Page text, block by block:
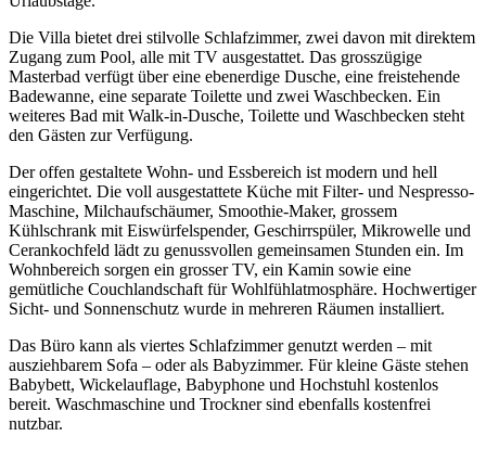
Die Villa bietet drei stilvolle Schlafzimmer, zwei davon mit direktem
Zugang zum Pool, alle mit TV ausgestattet. Das grosszügige
Masterbad verfügt über eine ebenerdige Dusche, eine freistehende
Badewanne, eine separate Toilette und zwei Waschbecken. Ein
weiteres Bad mit Walk-in-Dusche, Toilette und Waschbecken steht
den Gästen zur Verfügung.
Der offen gestaltete Wohn- und Essbereich ist modern und hell
eingerichtet. Die voll ausgestattete Küche mit Filter- und Nespresso-
Maschine, Milchaufschäumer, Smoothie-Maker, grossem
Kühlschrank mit Eiswürfelspender, Geschirrspüler, Mikrowelle und
Cerankochfeld lädt zu genussvollen gemeinsamen Stunden ein. Im
Wohnbereich sorgen ein grosser TV, ein Kamin sowie eine
gemütliche Couchlandschaft für Wohlfühlatmosphäre. Hochwertiger
Sicht- und Sonnenschutz wurde in mehreren Räumen installiert.
Das Büro kann als viertes Schlafzimmer genutzt werden – mit
ausziehbarem Sofa – oder als Babyzimmer. Für kleine Gäste stehen
Babybett, Wickelauflage, Babyphone und Hochstuhl kostenlos
bereit. Waschmaschine und Trockner sind ebenfalls kostenfrei
nutzbar.